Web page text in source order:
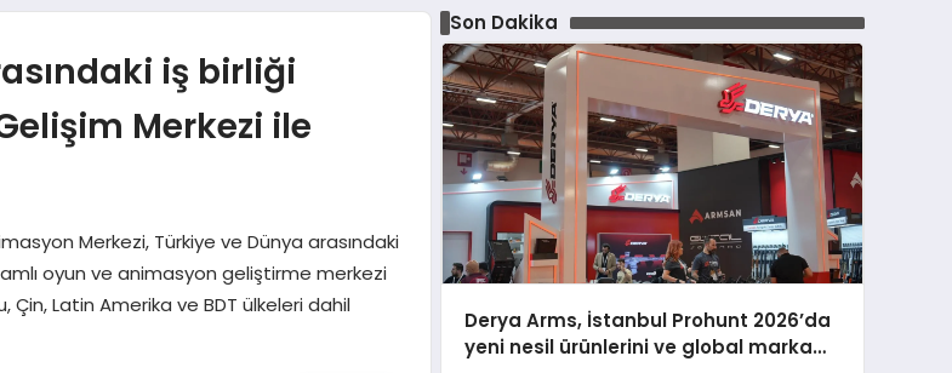
iş birliği
Merkezi ile
Merkezi, Türkiye ve Dünya arasındaki
oyun ve animasyon geliştirme merkezi
Çin, Latin Amerika ve BDT ülkeleri dahil
Son Dakika
Derya Arms, İstanbul Prohunt 2026’da
yeni nesil ürünlerini ve global marka